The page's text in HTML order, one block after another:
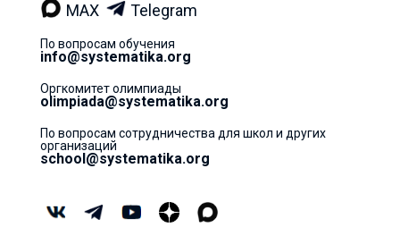
MAX Telegram
По вопросам обучения
info@systematika.org
Оргкомитет олимпиады
olimpiada@systematika.org
По вопросам сотрудничества для школ и других
организаций
school@systematika.org